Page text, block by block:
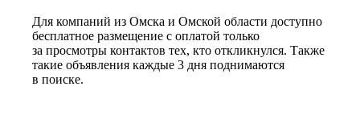
Для компаний из Омска и Омской области доступно
бесплатное размещение с оплатой только
за просмотры контактов тех, кто откликнулся. Также
такие объявления каждые 3 дня поднимаются
в поиске.